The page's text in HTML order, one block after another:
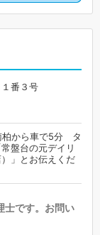
番３号
から車で5分 タ
盤台の元デイリ
」とお伝えくだ
です。お問い